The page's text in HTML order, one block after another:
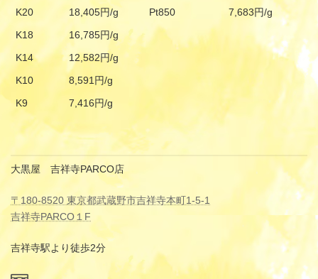
K20
18,405円/g Pt850
7,683円/g
K18
16,785円/g
K14
12,582円/g
K10
8,591円/g
K9
7,416円/g
大黒屋 吉祥寺PARCO店
〒180-8520 東京都武蔵野市吉祥寺本町1-5-1
吉祥寺PARCO１F
吉祥寺駅より徒歩2分